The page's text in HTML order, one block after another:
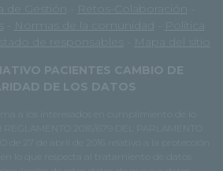
de Gestión
Retos-Colaboración
Normas de la comunidad
Política
de responsables
Mapa del sitio
PACIENTES CAMBIO DE
DE LOS DATOS
a los interesados en cumplimiento de lo
REGLAMENTO 2016/679 DEL PARLAMENTO
de 27 de abril de 2016 relativo a la protección
en lo que respecta al tratamiento de datos